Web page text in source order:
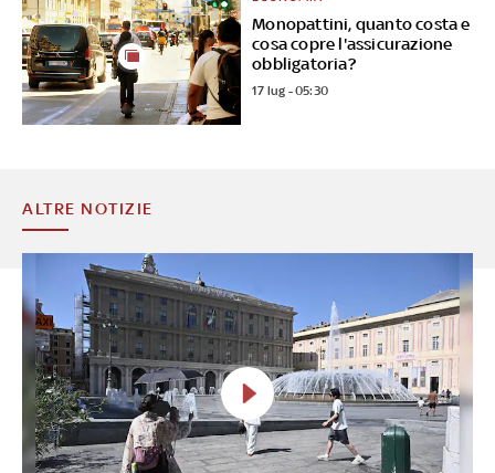
Monopattini, quanto costa e
cosa copre l'assicurazione
obbligatoria?
17 lug - 05:30
ALTRE NOTIZIE